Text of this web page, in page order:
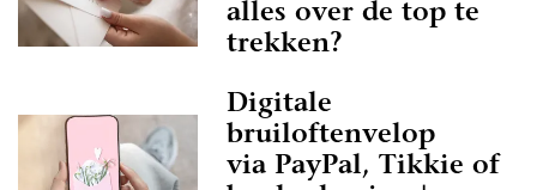
alles over de top te
trekken?
Digitale
bruiloftenvelop
via PayPal, Tikkie of